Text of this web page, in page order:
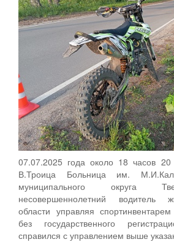
07.07.2025 года около 18 часов
В.Троица Больница им.
муниципального округа
несовершеннолетний водитель
области управляя
без государственного
справился с управлением выше